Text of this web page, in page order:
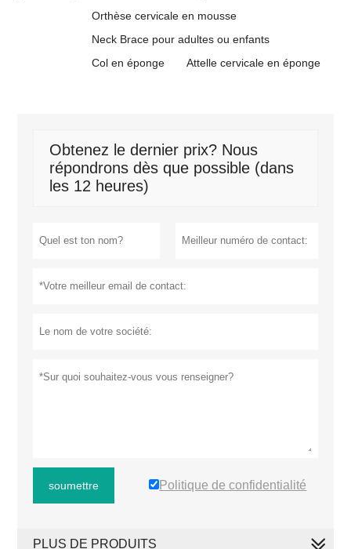
Orthèse cervicale en mousse
Neck Brace pour adultes ou enfants
Col en éponge
Attelle cervicale en éponge
Obtenez le dernier prix? Nous
répondrons dès que possible (dans
les 12 heures)
soumettre Politique de confidentialité
PLUS DE PRODUITS